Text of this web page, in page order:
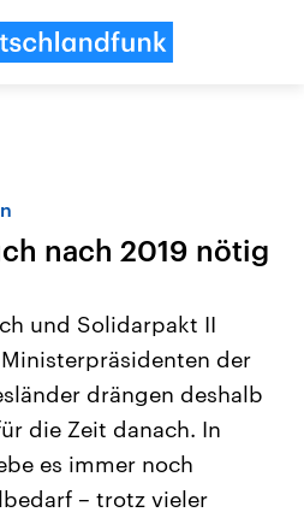
6.
USA
Aktuelle Beiträge,
Hintergründe
Wirtschaftlich und
gehören die Vereinigten
nach 2019 nötig
und Solidarpakt II
der
drängen deshalb
die Zeit danach. In
es immer noch
– trotz vieler